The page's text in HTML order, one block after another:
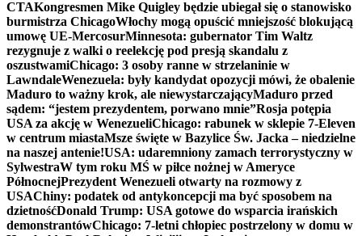
CTAKongresmen Mike Quigley będzie ubiegał się o stanowisko
burmistrza ChicagoWłochy mogą opuścić mniejszość blokującą
umowę UE-MercosurMinnesota: gubernator Tim Waltz
rezygnuje z walki o reelekcję pod presją skandalu z
oszustwamiChicago: 3 osoby ranne w strzelaninie w
LawndaleWenezuela: były kandydat opozycji mówi, że obalenie
Maduro to ważny krok, ale niewystarczającyMaduro przed
sądem: “jestem prezydentem, porwano mnie”Rosja potępia
USA za akcję w WenezueliChicago: rabunek w sklepie 7-Eleven
w centrum miastaMsze święte w Bazylice Św. Jacka – niedzielne
na naszej antenie!USA: udaremniony zamach terrorystyczny w
SylwestraW tym roku MŚ w piłce nożnej w Ameryce
PółnocnejPrezydent Wenezueli otwarty na rozmowy z
USAChiny: podatek od antykoncepcji ma być sposobem na
dzietnośćDonald Trump: USA gotowe do wsparcia irańskich
demonstrantówChicago: 7-letni chłopiec postrzelony w domu w